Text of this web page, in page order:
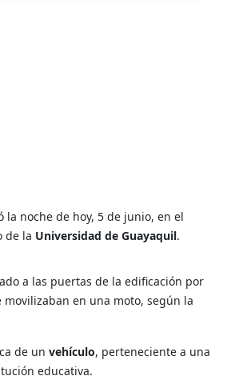
la noche de hoy, 5 de junio, en el
de la Universidad de Guayaquil.
a las puertas de la edificación por
movilizaban en una moto, según la
de unvehículo, perteneciente a una
educativa.